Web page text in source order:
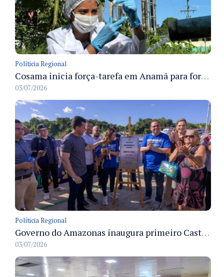
Políticia Regional
Cosama inicia força-tarefa em Anamã para fortalecer abastecimento de água e segurança hídrica da população
03/07/2026
Políticia Regional
Governo do Amazonas inaugura primeiro Castramóvel Fluvial para atendimento veterinário às comunidades ribeirinhas e castração gratuita
03/07/2026